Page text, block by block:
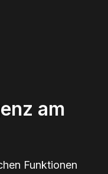
am
Funktionen